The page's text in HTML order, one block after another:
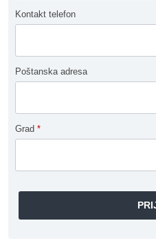
Kontakt telefon
Poštanska adresa
Grad *